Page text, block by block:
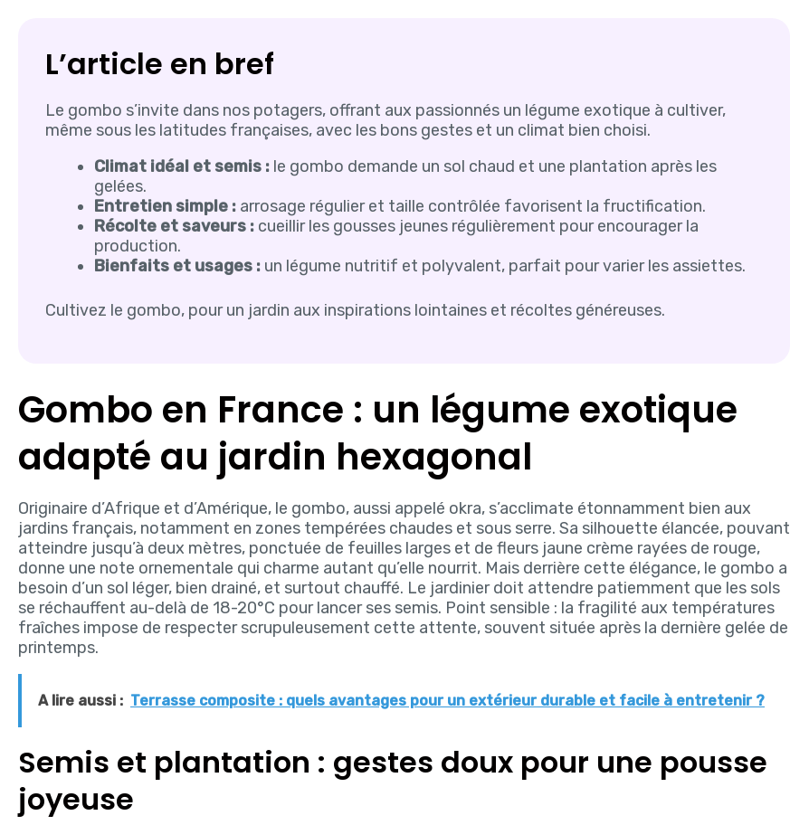
L’article en bref
Le gombo s’invite dans nos potagers, offrant aux passionnés un légume exotique à cultiver,
même sous les latitudes françaises, avec les bons gestes et un climat bien choisi.
Climat idéal et semis : le gombo demande un sol chaud et une plantation après les
gelées.
Entretien simple : arrosage régulier et taille contrôlée favorisent la fructification.
Récolte et saveurs : cueillir les gousses jeunes régulièrement pour encourager la
production.
Bienfaits et usages : un légume nutritif et polyvalent, parfait pour varier les assiettes.
Cultivez le gombo, pour un jardin aux inspirations lointaines et récoltes généreuses.
Gombo en France : un légume exotique
adapté au jardin hexagonal
Originaire d’Afrique et d’Amérique, le gombo, aussi appelé okra, s’acclimate étonnamment bien aux
jardins français, notamment en zones tempérées chaudes et sous serre. Sa silhouette élancée, pouvant
atteindre jusqu’à deux mètres, ponctuée de feuilles larges et de fleurs jaune crème rayées de rouge,
donne une note ornementale qui charme autant qu’elle nourrit. Mais derrière cette élégance, le gombo a
besoin d’un sol léger, bien drainé, et surtout chauffé. Le jardinier doit attendre patiemment que les sols
se réchauffent au-delà de 18-20°C pour lancer ses semis. Point sensible : la fragilité aux températures
fraîches impose de respecter scrupuleusement cette attente, souvent située après la dernière gelée de
printemps.
A lire aussi : Terrasse composite : quels avantages pour un extérieur durable et facile à entretenir ?
Semis et plantation : gestes doux pour une pousse
joyeuse